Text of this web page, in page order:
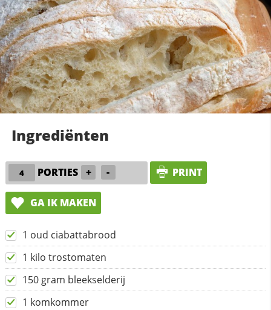
Ingrediënten
PORTIES + - PRINT
GA IK MAKEN
1 oud ciabattabrood
1 kilo trostomaten
150 gram bleekselderij
1 komkommer